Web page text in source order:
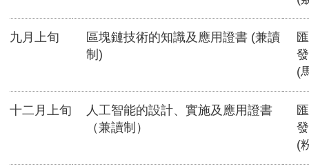
九月上旬
區塊鏈技術的知識及應用證書 (兼讀
制)
(
十二月上旬
人工智能的設計、實施及應用證書
（兼讀制）
(